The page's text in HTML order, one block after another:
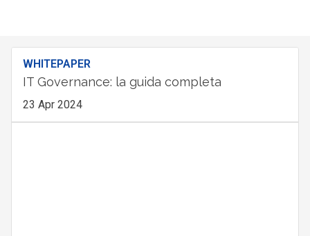
WHITEPAPER
IT Governance: la guida completa
23 Apr 2024